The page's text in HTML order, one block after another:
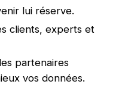
lui réserve.
clients, experts et
partenaires
vos données.